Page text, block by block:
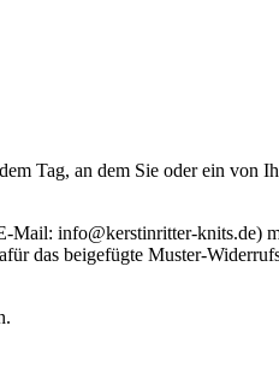
Tag, an dem Sie oder ein von
Mail: info@kerstinritter-knits.de)
das beigefügte Muster-